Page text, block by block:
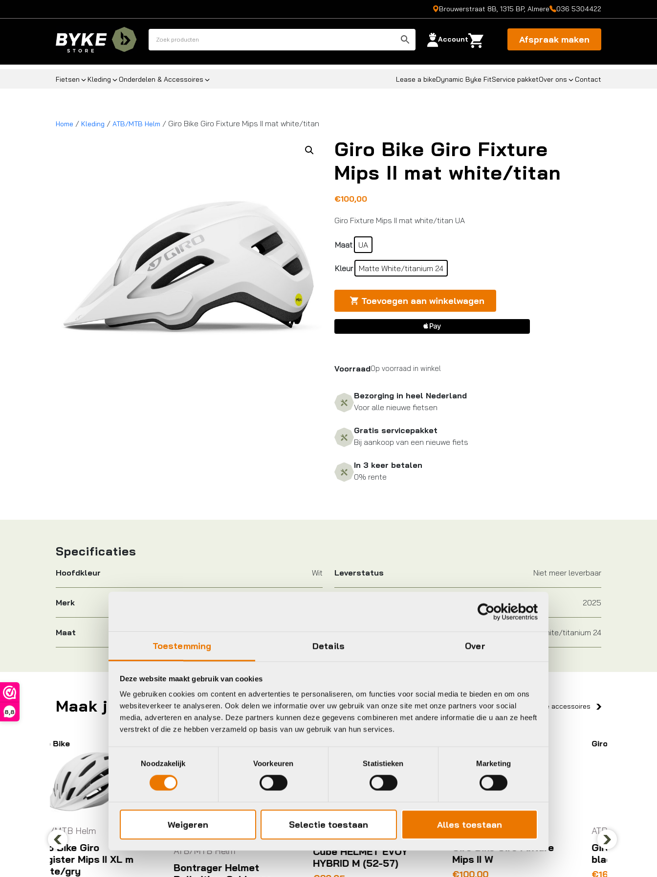
Toestemming Details Over
Deze website maakt gebruik van cookies
We gebruiken cookies om content en advertenties te personaliseren, om functies voor social media te bieden en om ons
websiteverkeer te analyseren. Ook delen we informatie over uw gebruik van onze site met onze partners voor social
media, adverteren en analyse. Deze partners kunnen deze gegevens combineren met andere informatie die u aan ze heeft
verstrekt of die ze hebben verzameld op basis van uw gebruik van hun services.
Noodzakelijk
Voorkeuren Statistieken Marketing
Weigeren Selectie toestaan Alles toestaan
8,8
Brouwerstraat 8B, 1315 BP, Almere 036 5304422
Account Afspraak maken
Fietsen Kleding Onderdelen & Accessoires Lease a bikeDynamic Byke FitService pakketOver ons Contact
Home / Kleding / ATB/MTB Helm / Giro Bike Giro Fixture Mips II mat white/titan
Giro Bike Giro Fixture
Mips II mat white/titan
€100,00
Giro Fixture Mips II mat white/titan UA
Maat UA
Kleur Matte White/titanium 24
Toevoegen aan winkelwagen
VoorraadOp voorraad in winkel
Bezorging in heel Nederland
Voor alle nieuwe fietsen
Gratis servicepakket
Bij aankoop van een nieuwe fiets
In 3 keer betalen
0% rente
Specificaties
Hoofdkleur Wit Leverstatus Niet meer leverbaar
Merk 2025
Maat Matte White/titanium 24
Maak je fiets compleet Bekijk alle accessoires
Previous
ATB/MTB Helm
Bontrager Helmet
ATB/MTB Helm
Cube HELMET EVOY
HYBRID M (52-57)
ATB/MTB Helm
Giro Bike Giro Fixture
Mips II W
ATB/MTB Helm
Giro Montaro mips II
black
€
Next